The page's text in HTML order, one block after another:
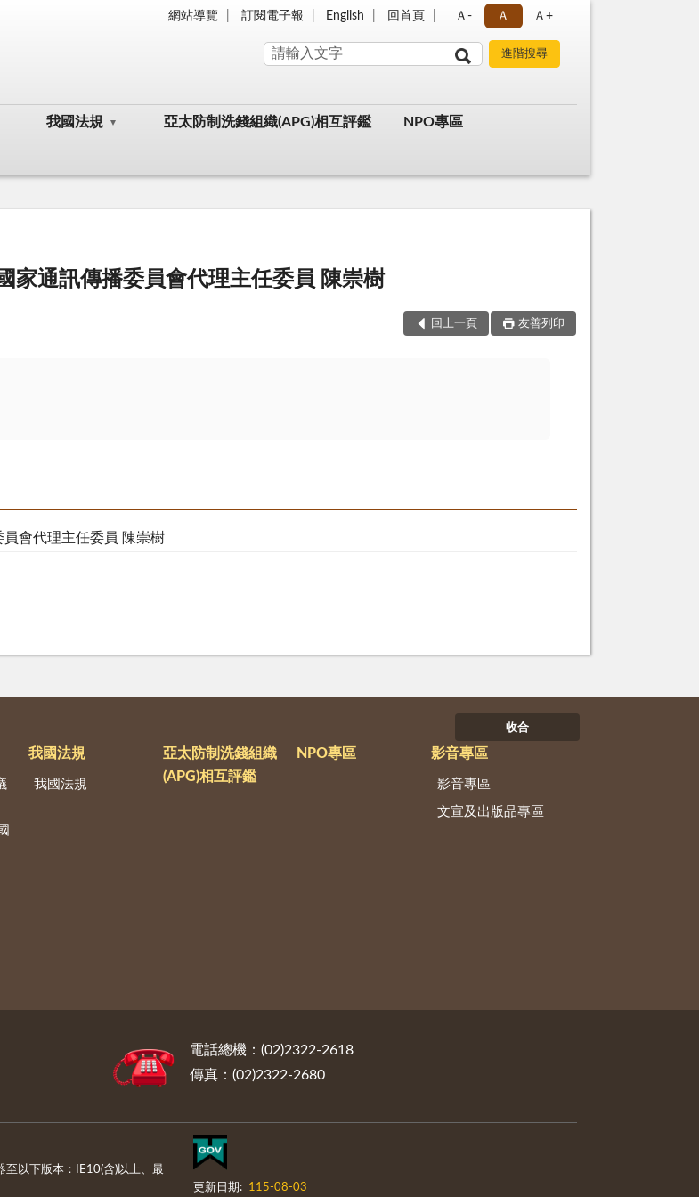
網站導覽 訂閱電子報 English 回首頁 Ａ- Ａ Ａ+
我國法規 亞太防制洗錢組織(APG)相互評鑑 NPO專區
家通訊傳播委員會代理主任委員 陳崇樹
回上一頁 友善列印
會代理主任委員 陳崇樹
收合
我國法規
我國法規
亞太防制洗錢組織
(APG)相互評鑑
NPO專區 影音專區
影音專區
文宣及出版品專區
電話總機：(02)2322-2618
傳真：(02)2322-2680
至以下版本：IE10(含)以上、最
更新日期: 115-08-03